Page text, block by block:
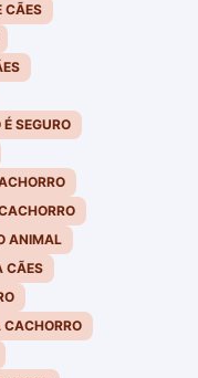
CÃES
SEGURO
ANIMAL
CÃES